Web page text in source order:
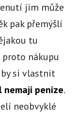
jim může
pak přemýšlí
tu
nákupu
si vlastnit
nemají peníze.
neobvyklé